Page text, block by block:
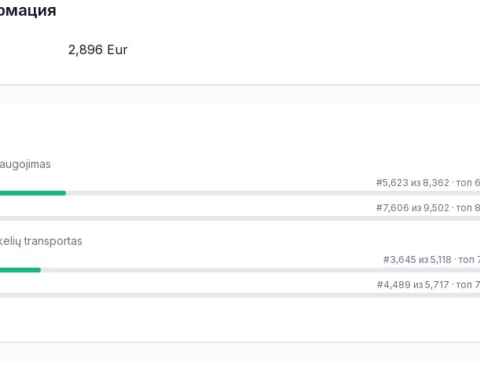
2,896 Eur
#5,623 из 8,362 ·топ
#7,606 из 9,502 ·топ
transportas
#3,645 из 5,118 ·топ
#4,489 из 5,717 ·топ